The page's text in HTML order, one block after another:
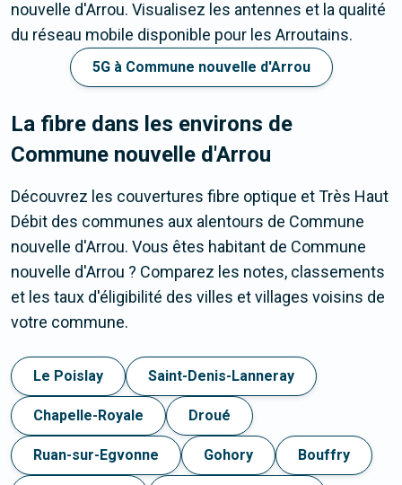
nouvelle d'Arrou. Visualisez les antennes et la qualité
du réseau mobile disponible pour les Arroutains.
5G à Commune nouvelle d'Arrou
La fibre dans les environs de
Commune nouvelle d'Arrou
Découvrez les couvertures fibre optique et Très Haut
Débit des communes aux alentours de Commune
nouvelle d'Arrou. Vous êtes habitant de Commune
nouvelle d'Arrou ? Comparez les notes, classements
et les taux d'éligibilité des villes et villages voisins de
votre commune.
Le Poislay Saint-Denis-Lanneray
Chapelle-Royale Droué
Ruan-sur-Egvonne Gohory Bouffry